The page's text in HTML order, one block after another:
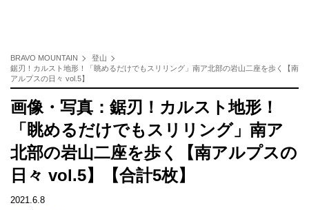
BRAVO MOUNTAIN
登山
鋸刃！カルスト地形！「眺めるだけでもスリリング」南ア北部の岩山二座を歩く【南
アルプスの日々 vol.5】
画像・写真：鋸刃！カルスト地形！
「眺めるだけでもスリリング」南ア
北部の岩山二座を歩く【南アルプスの
日々 vol.5】【合計5枚】
2021.6.8